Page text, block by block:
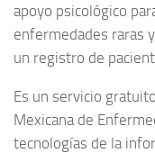
apoyo psicológico
enfermedades raras
un registro de
Es un servicio
Mexicana de
tecnologías de la